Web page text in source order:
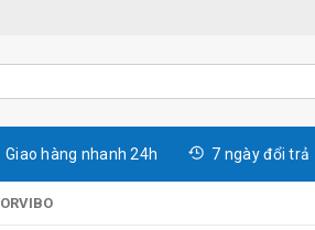
Giao hàng nhanh 24h 7 ngày đổi trả
ORVIBO